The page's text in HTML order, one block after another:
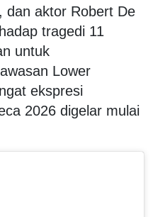
dan aktor Robert De
tragedi 11
untuk
Lower
ekspresi
2026 digelar mulai